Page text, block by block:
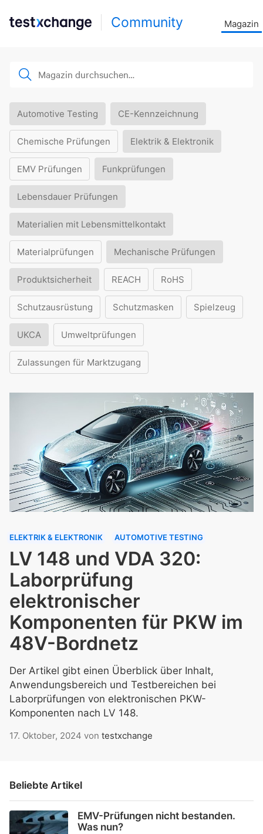
Community Magazin
Automotive Testing CE-Kennzeichnung
Chemische Prüfungen Elektrik & Elektronik
EMV Prüfungen Funkprüfungen
Lebensdauer Prüfungen
Materialien mit Lebensmittelkontakt
Materialprüfungen Mechanische Prüfungen
Produktsicherheit REACH RoHS
Schutzausrüstung Schutzmasken Spielzeug
UKCA Umweltprüfungen
Zulassungen für Marktzugang
ELEKTRIK & ELEKTRONIK AUTOMOTIVE TESTING
LV 148 und VDA 320:
Laborprüfung
elektronischer
Komponenten für PKW im
48V-Bordnetz
Der Artikel gibt einen Überblick über Inhalt,
Anwendungsbereich und Testbereichen bei
Laborprüfungen von elektronischen PKW-
Komponenten nach LV 148.
17. Oktober, 2024 von testxchange
Beliebte Artikel
EMV-Prüfungen nicht bestanden.
Was nun?